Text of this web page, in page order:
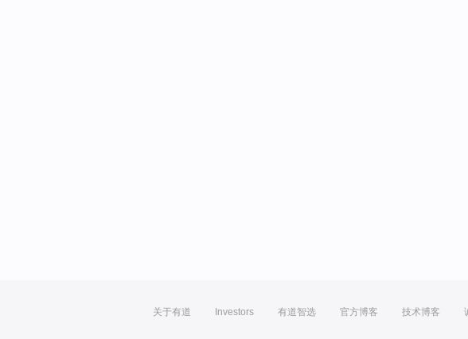
关于有道 Investors 有道智选 官方博客 技术博客